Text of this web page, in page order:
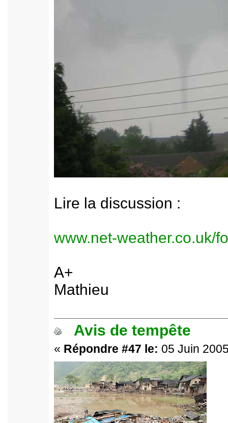
Lire la discussion :
www.net-weather.co.uk/
A+
Mathieu
Avis de tempête
« Répondre #47 le: 05 Juin